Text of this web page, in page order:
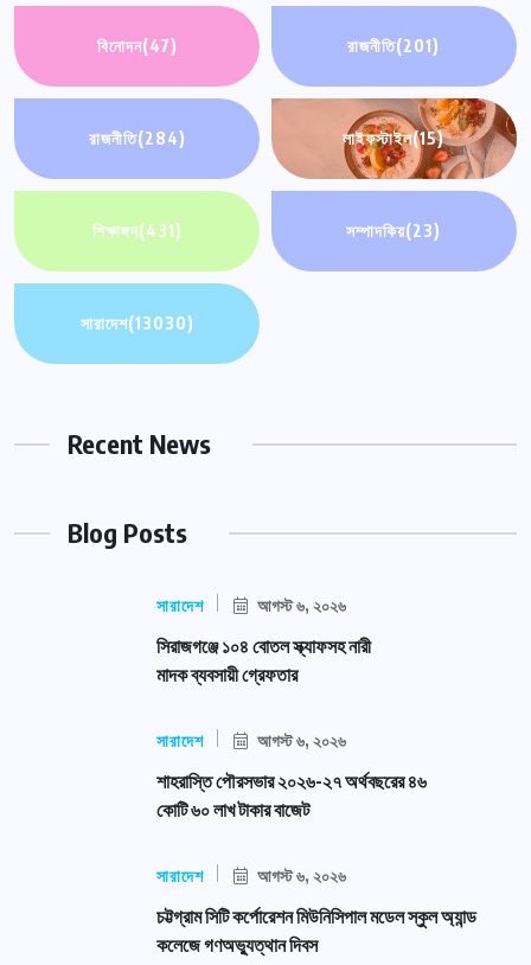
বিনোদন(47) রাজনীতি(201)
রাজনীতি(284) লাইফস্টাইল(15)
শিক্ষাঙ্গন(431) সম্পাদকিয়(23)
সারাদেশ(13030)
Recent News
Blog Posts
সারাদেশ আগস্ট ৬, ২০২৬
সিরাজগঞ্জে ১০৪ বোতল স্ক্যাফসহ নারী
মাদক ব্যবসায়ী গ্রেফতার
সারাদেশ আগস্ট ৬, ২০২৬
শাহরাস্তি পৌরসভার ২০২৬-২৭ অর্থবছরের ৪৬
কোটি ৬০ লাখ টাকার বাজেট
সারাদেশ আগস্ট ৬, ২০২৬
চট্টগ্রাম সিটি কর্পোরেশন মিউনিসিপাল মডেল স্কুল অ্যান্ড
কলেজে গণঅভ্যুত্থান দিবস